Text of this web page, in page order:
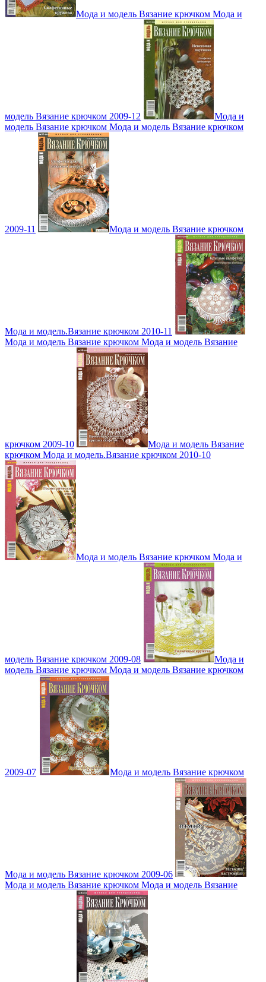
Мода и модель Вязание крючком Мода и
модель Вязание крючком 2009-12
Мода и
модель Вязание крючком Мода и модель Вязание крючком
2009-11 Мода и модель Вязание крючком
Мода и модель.Вязание крючком 2010-11
Мода и модель Вязание крючком Мода и модель Вязание
крючком 2009-10
Мода и модель Вязание
крючком Мода и модель.Вязание крючком 2010-10
Мода и модель Вязание крючком Мода и
модель Вязание крючком 2009-08
Мода и
модель Вязание крючком Мода и модель Вязание крючком
2009-07 Мода и модель Вязание крючком
Мода и модель Вязание крючком 2009-06
Мода и модель Вязание крючком Мода и модель Вязание